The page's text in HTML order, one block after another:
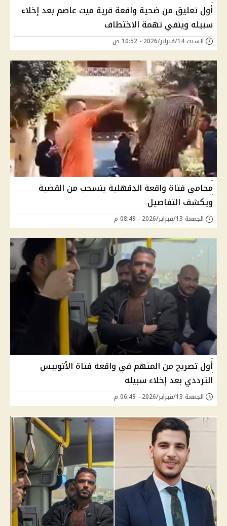
أول تعليق من ضحية واقعة قرية ميت عاصم بعد إخلاء
سبيله وينفي تهمة الاختطاف
السبت 14/فبراير/2026 - 10:52 ص
محامي فتاة واقعة الدقهلية ينسحب من القضية
ويكشف التفاصيل
الجمعة 13/فبراير/2026 - 08:49 م
أول تصريح من المتهم في واقعة فتاة الأتوبيس
الترددي بعد إخلاء سبيله
الجمعة 13/فبراير/2026 - 06:49 م